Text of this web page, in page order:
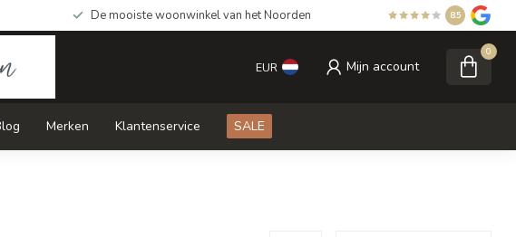
De mooiste woonwinkel van het Noorden 8.5
EUR Mijn account
0
Merken Klantenservice SALE